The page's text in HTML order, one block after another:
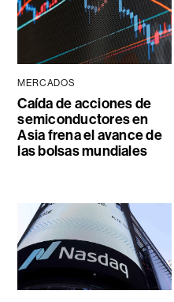
MERCADOS
Caída de acciones de
semiconductores en
Asia frena el avance de
las bolsas mundiales